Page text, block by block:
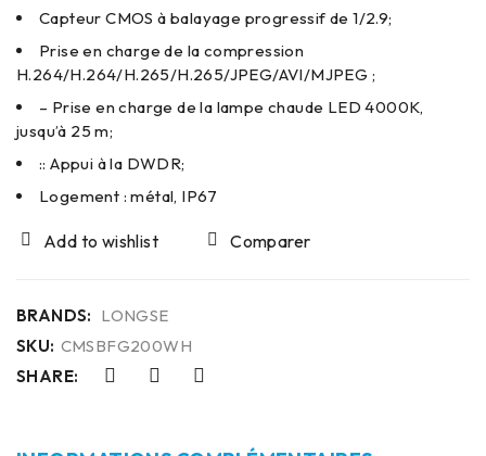
Capteur CMOS à balayage progressif de 1/2.9;
Prise en charge de la compression
H.264/H.264/H.265/H.265/JPEG/AVI/MJPEG ;
– Prise en charge de la lampe chaude LED 4000K,
jusqu’à 25 m;
:: Appui à la DWDR;
Logement : métal, IP67
Comparer
BRANDS: LONGSE
SKU: CMSBFG200WH
SHARE: